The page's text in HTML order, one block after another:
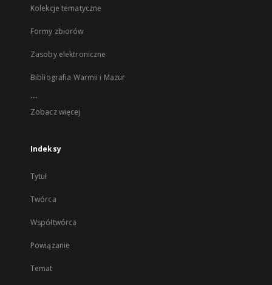
Kolekcje tematyczne
Formy zbiorów
Zasoby elektroniczne
Bibliografia Warmii i Mazur
...
Zobacz więcej
Indeksy
Tytuł
Twórca
Współtwórca
Powiązanie
Temat